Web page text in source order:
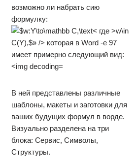
возможно ли набрать сию
формулку:
В ней представлены различные
шаблоны, макеты и заготовки для
ваших будущих формул в ворде.
Визуально разделена на три
блока: Сервис, Символы,
Структуры.